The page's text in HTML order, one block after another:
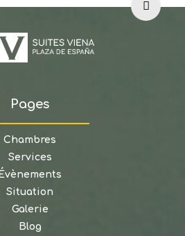
Pages
Chambres
Services
Évènements
Situation
Galerie
Blog